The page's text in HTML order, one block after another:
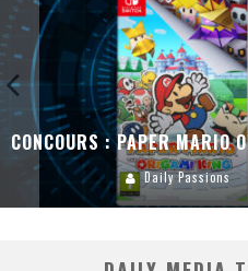
CONCOURS : PAPER MARIO
Daily Passions